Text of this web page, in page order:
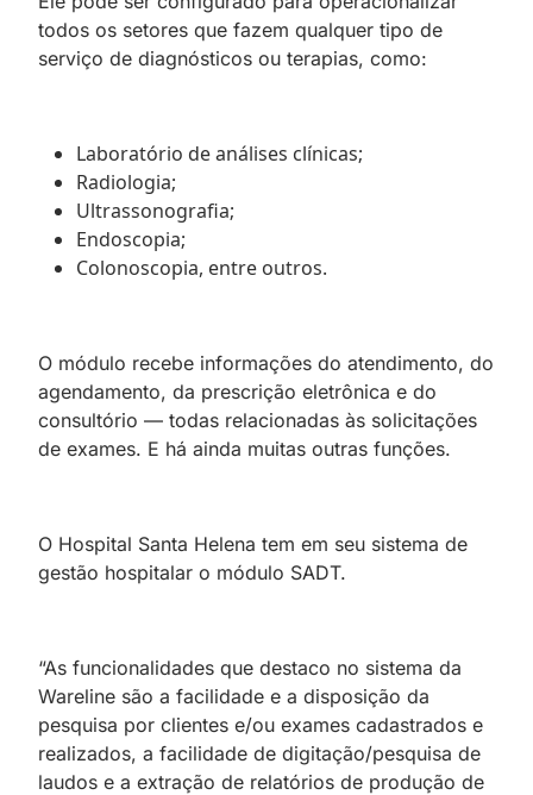
todos os setores que fazem qualquer tipo de
serviço de diagnósticos ou terapias, como:
Laboratório de análises clínicas;
Radiologia;
Ultrassonografia;
Endoscopia;
Colonoscopia, entre outros.
O módulo recebe informações do atendimento, do
agendamento, da prescrição eletrônica e do
consultório — todas relacionadas às solicitações
de exames. E há ainda muitas outras funções.
O Hospital Santa Helena tem em seu sistema de
gestão hospitalar o módulo SADT.
“As funcionalidades que destaco no sistema da
Wareline são a facilidade e a disposição da
pesquisa por clientes e/ou exames cadastrados e
realizados, a facilidade de digitação/pesquisa de
laudos e a extração de relatórios de produção de